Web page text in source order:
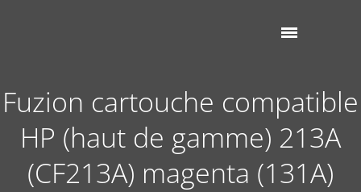
Fuzion cartouche compatible
HP (haut de gamme) 213A
(CF213A) magenta (131A)